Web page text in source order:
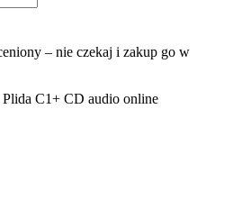
– nie czekaj i zakup go w
C1+ CD audio online